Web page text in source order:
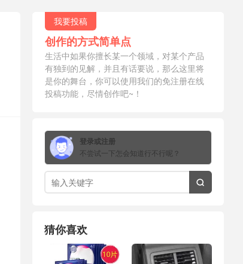
我要投稿
创作的方式简单点
生活中如果你擅长某一个领域，对某个产品
有独到的见解，并且有话要说，那么这里将
是你的舞台，你可以使用我们的免注册在线
投稿功能，尽情创作吧~！
登录或注册
不尝试一下怎会知道行不行呢？

猜你喜欢